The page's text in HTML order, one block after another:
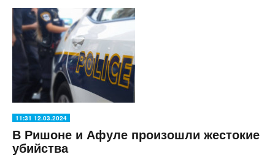
11:31 12.03.2024
В Ришоне и Афуле произошли жестокие
убийства